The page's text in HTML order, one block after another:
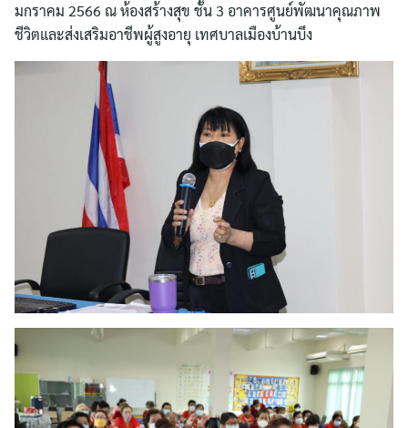
มกราคม 2566 ณ ห้องสร้างสุข ชั้น 3 อาคารศูนย์พัฒนาคุณภาพ
ชีวิตและส่งเสริมอาชีพผู้สูงอายุ เทศบาลเมืองบ้านบึง